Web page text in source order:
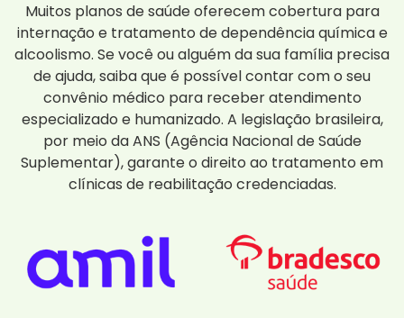
Muitos planos de saúde oferecem cobertura para
internação e tratamento de dependência química e
alcoolismo. Se você ou alguém da sua família precisa
de ajuda, saiba que é possível contar com o seu
convênio médico para receber atendimento
especializado e humanizado. A legislação brasileira,
por meio da ANS (Agência Nacional de Saúde
Suplementar), garante o direito ao tratamento em
clínicas de reabilitação credenciadas.